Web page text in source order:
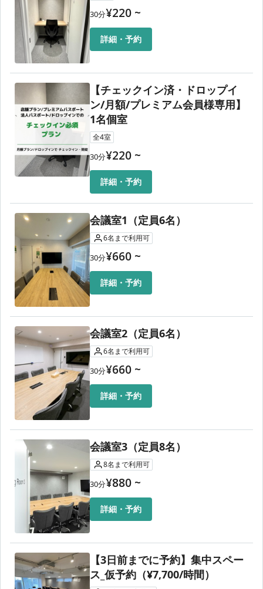
📱予約
個室ブース・会議室利用はアプリからの予約制です（別途料
金が必要になります）
💳 お支払いについて
デビッドカードでドロップインのお支払いは推奨いたしませ
ん。
ドロップインのお支払いはクレジットカードのご利用をお願
いいたします。
👨🏻‍💻 利用可能エリア
オープンスペース・集中スペースはすべてご利用できます！
イヤフォンをつけていただければ、テレカン利用も可能で
す。
※集中スペースでのテレカン利用・食事はご遠慮ください。
❌ 禁止事項
・LIVE配信や音楽をかける
・大きい音量での撮影
・電子タバコを含む喫煙
上記を行った場合は速やかに退店していただきます。また予
約時間前の退店でも返金は一切行いません。
当コワーキングスペースでは、以下を含むいかなる理由にお
いても、ご利用料金の返金はいたしかねます。
・モニター表示不具合（アプリにて部屋変更をお試しくださ
い）
・Wi-Fi接続不具合（スマホのリフレッシュ、再起動をお試し
ください）
・操作忘れでの自動延長（アプリからご予約の場合は、必ず
終了ボタンを押下してください）
・日時変更（予約時間のみアプリから変更可能です）
設備や通信環境には万全を期しておりますが、予期せぬ不具
合が発生する可能性もございます。
ご利用に際しては、あらかじめご了承くださいますようお願
い申し上げます。
30分¥220 ~
詳細・予約
【チェックイン済・ドロップイ
ン/月額/プレミアム会員様専用】
1名個室
全4室
30分¥220 ~
詳細・予約
会議室1（定員6名）
6名 まで利用可
30分¥660 ~
詳細・予約
会議室2（定員6名）
6名 まで利用可
30分¥660 ~
詳細・予約
会議室3（定員8名）
8名 まで利用可
30分¥880 ~
詳細・予約
【3日前までに予約】集中スペー
ス_仮予約（¥7,700/時間）